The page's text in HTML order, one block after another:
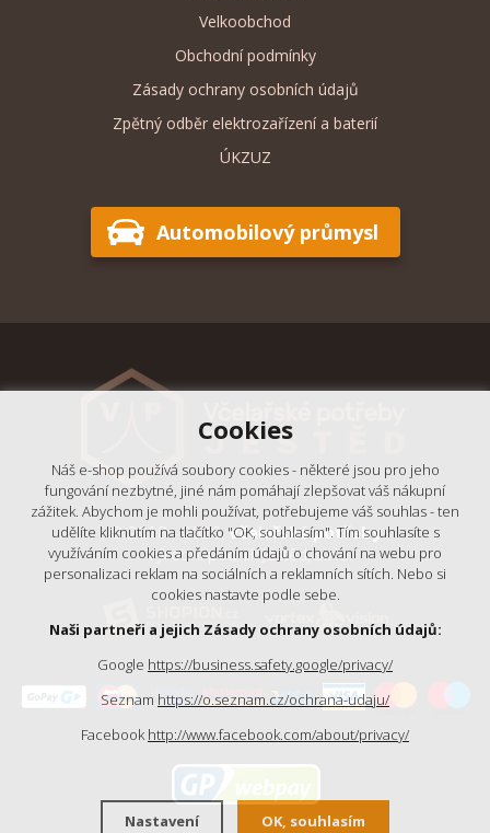
Velkoobchod
Obchodní podmínky
Zásady ochrany osobních údajů
Zpětný odběr elektrozařízení a baterií
ÚKZUZ
Automobilový průmysl
© 2018 - 2026, Včelařské potřeby
- Výrobní podnik Ještěd, s.r.o.
Cookies
Náš e-shop používá soubory cookies - některé jsou pro jeho
fungování nezbytné, jiné nám pomáhají zlepšovat váš nákupní
zážitek. Abychom je mohli používat, potřebujeme váš souhlas - ten
udělíte kliknutím na tlačítko "OK, souhlasím". Tím souhlasíte s
využíváním cookies a předáním údajů o chování na webu pro
personalizaci reklam na sociálních a reklamních sítích. Nebo si
cookies nastavte podle sebe.
Naši partneři a jejich Zásady ochrany osobních údajů:
Google https://business.safety.google/privacy/
Seznam https://o.seznam.cz/ochrana-udaju/
Facebook http://www.facebook.com/about/privacy/
Nastavení OK, souhlasím